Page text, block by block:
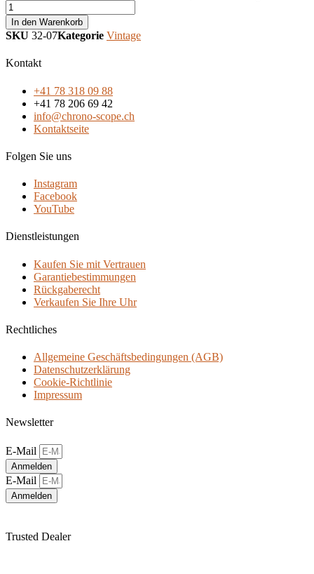
In den Warenkorb
SKU 32-07Kategorie Vintage
Kontakt
+41 78 318 09 88
+41 78 206 69 42
info@chrono-scope.ch
Kontaktseite
Folgen Sie uns
Instagram
Facebook
YouTube
Dienstleistungen
Kaufen Sie mit Vertrauen
Garantiebestimmungen
Rückgaberecht
Verkaufen Sie Ihre Uhr
Rechtliches
Allgemeine Geschäftsbedingungen (AGB)
Datenschutzerklärung
Cookie-Richtlinie
Impressum
Newsletter
E-Mail
Anmelden
E-Mail
Anmelden
Trusted Dealer